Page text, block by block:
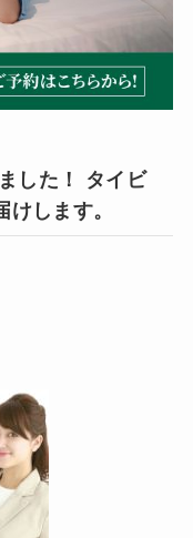
した！ タイビ
します。